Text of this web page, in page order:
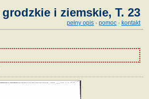
i ziemskie, T. 23
pełny opis · pomoc · kontakt